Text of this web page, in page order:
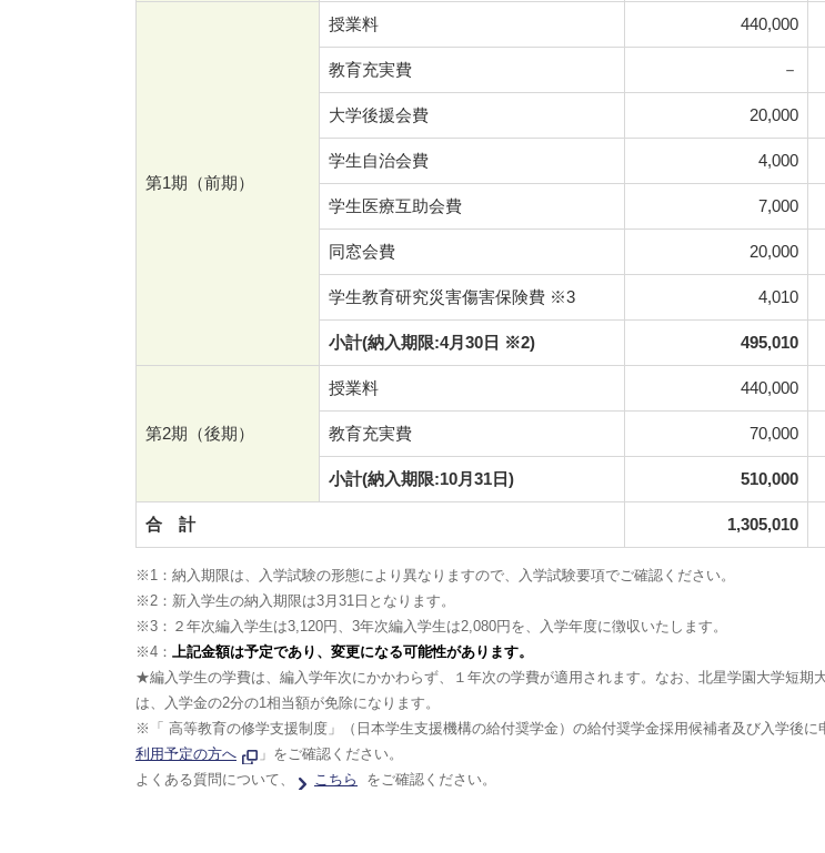
第1期（前期）
授業料 440,000
教育充実費 －
大学後援会費 20,000
学生自治会費 4,000
学生医療互助会費 7,000
同窓会費 20,000
学生教育研究災害傷害保険費 ※3 4,010
小計(納入期限:4月30日 ※2) 495,010
第2期（後期）
授業料 440,000
教育充実費 70,000
小計(納入期限:10月31日) 510,000
合 計 1,305,010
※1：納入期限は、入学試験の形態により異なりますので、入学試験要項でご確認ください。
※2：新入学生の納入期限は3月31日となります。
※3：２年次編入学生は3,120円、3年次編入学生は2,080円を、入学年度に徴収いたします。
※4： 上記金額は予定であり、変更になる可能性があります。
★編入学生の学費は、編入学年次にかかわらず、１年次の学費が適用されます。なお、北星学園大学短
は、入学金の2分の1相当額が免除になります。
※「 高等教育の修学支援制度」（日本学生支援機構の給付奨学金）の給付奨学金採用候補者及び入学後
利用予定の方へ
」をご確認ください。
よくある質問について、
こちら をご確認ください。